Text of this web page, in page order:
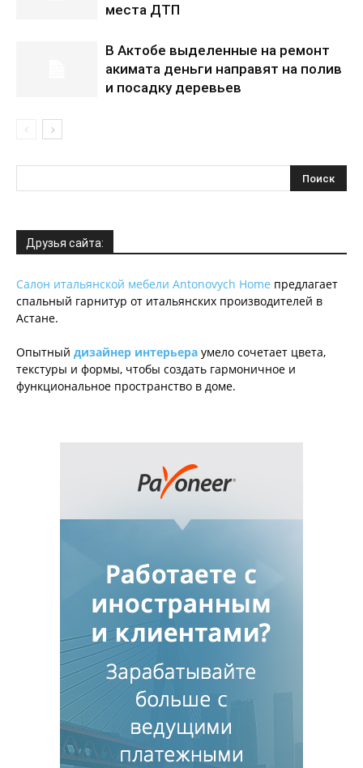
места ДТП
В Актобе выделенные на ремонт
акимата деньги направят на полив
и посадку деревьев
Друзья сайта:
Салон итальянской мебели Antonovych Home предлагает
спальный гарнитур от итальянских производителей в
Астане.
Опытный дизайнер интерьера умело сочетает цвета,
текстуры и формы, чтобы создать гармоничное и
функциональное пространство в доме.